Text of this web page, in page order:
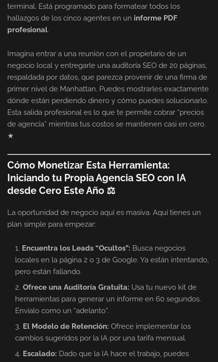
terminal. Está programado para formatear todos los
hallazgos de los cinco agentes en un informe PDF
profesional.
Imagina entrar a una reunión con el propietario de un
negocio local y entregarle una auditoría SEO de 20 páginas,
respaldada por datos, que parezca provenir de una firma de
primer nivel de Manhattan. Puedes mostrarles exactamente
dónde están perdiendo dinero y cómo puedes solucionarlo.
Esta salida profesional es lo que te permite cobrar “precios
de agencia” mientras tus costos se mantienen casi en cero.
★
Cómo Monetizar Esta Herramienta:
Iniciando tu Propia Agencia SEO con IA
desde Cero Este Año ⚖
La oportunidad de negocio aquí es masiva. Aquí tienes un
plan simple para empezar:
Encuentra los Leads “Ocultos”: Busca negocios
locales en la página 2 o 3 de Google. Ya están intentando,
pero están fallando.
Ofrece una Auditoría Gratuita: Usa tu nuevo kit de
herramientas para generar un informe en 60 segundos.
Envíalo como un “adelanto”.
El Modelo de Retención: Ofrece implementar los
cambios sugeridos por la IA por una tarifa mensual.
Escalado: Dado que la IA hace el trabajo, puedes